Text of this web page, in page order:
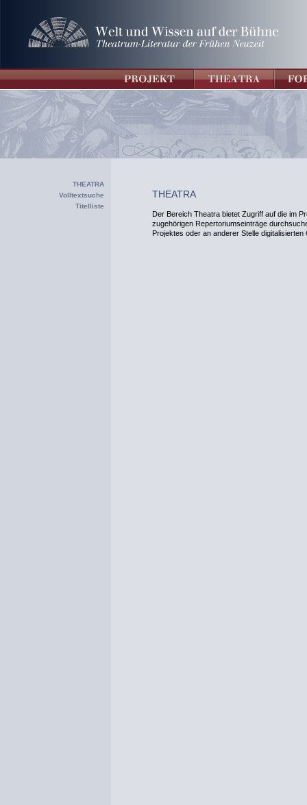
THEATRA
Volltextsuche
Titelliste
THEATRA
Der Bereich Theatra bietet Zugriff auf die im
zugehörigen Repertoriumseinträge
Projektes oder an anderer Stelle digitalisierten